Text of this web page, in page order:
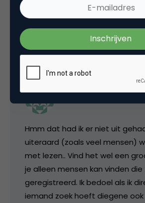
profiel lukt het wel.
27 september 2006 om 05:46
Hmm dat had ik er niet uit
uiteraard (zoals veel mensen)
met lezen.. Vind het wel een
je alleen mensen kan vinden
geregistreerd. Ik bedoel als ik
iemand zoek hoeft diegene